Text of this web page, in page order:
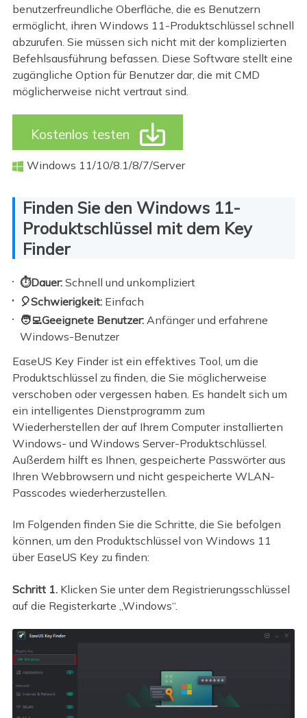
benutzerfreundliche Oberfläche, die es Benutzern
ermöglicht, ihren Windows 11-Produktschlüssel schnell
abzurufen. Sie müssen sich nicht mit der komplizierten
Befehlsausführung befassen. Diese Software stellt eine
zugängliche Option für Benutzer dar, die mit CMD
möglicherweise nicht vertraut sind.
Kostenlos testen 
 Windows 11/10/8.1/8/7/Server
Finden Sie den Windows 11-
Produktschlüssel mit dem Key
Finder
⏱️Dauer: Schnell und unkompliziert
🎈Schwierigkeit: Einfach
🧑‍💻Geeignete Benutzer: Anfänger und erfahrene
Windows-Benutzer
EaseUS Key Finder ist ein effektives Tool, um die
Produktschlüssel zu finden, die Sie möglicherweise
verschoben oder vergessen haben. Es handelt sich um
ein intelligentes Dienstprogramm zum
Wiederherstellen der auf Ihrem Computer installierten
Windows- und Windows Server-Produktschlüssel.
Außerdem hilft es Ihnen, gespeicherte Passwörter aus
Ihren Webbrowsern und nicht gespeicherte WLAN-
Passcodes wiederherzustellen.
Im Folgenden finden Sie die Schritte, die Sie befolgen
können, um den Produktschlüssel von Windows 11
über EaseUS Key zu finden:
Schritt 1.Klicken Sie unter dem Registrierungsschlüssel
auf die Registerkarte „Windows“.